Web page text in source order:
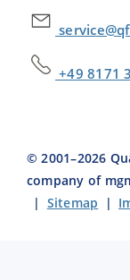
+49 8171
© 2001–2026
company of
| Sitemap |